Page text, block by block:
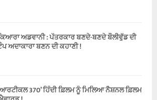
ਅਡਵਾਨੀ : ਪੱਤਰਕਾਰ ਬਣਦੇ-ਬਣਦੇ ਬੌਲੀਵੁੱਡ ਦੀ
ਅਦਾਕਾਰਾ ਬਣਨ ਦੀ ਕਹਾਣੀ !
370’ ਹਿੰਦੀ ਫ਼ਿਲਮ ਨੂੰ ਮਿਲਿਆ ਨੈਸ਼ਨਲ ਫ਼ਿਲਮ